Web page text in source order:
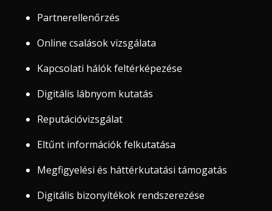
Partnerellenőrzés
Online csalások vizsgálata
Kapcsolati hálók feltérképezése
Digitális lábnyom kutatás
Reputációvizsgálat
Eltűnt információk felkutatása
Megfigyelési és háttérkutatási támogatás
Digitális bizonyítékok rendszerezése